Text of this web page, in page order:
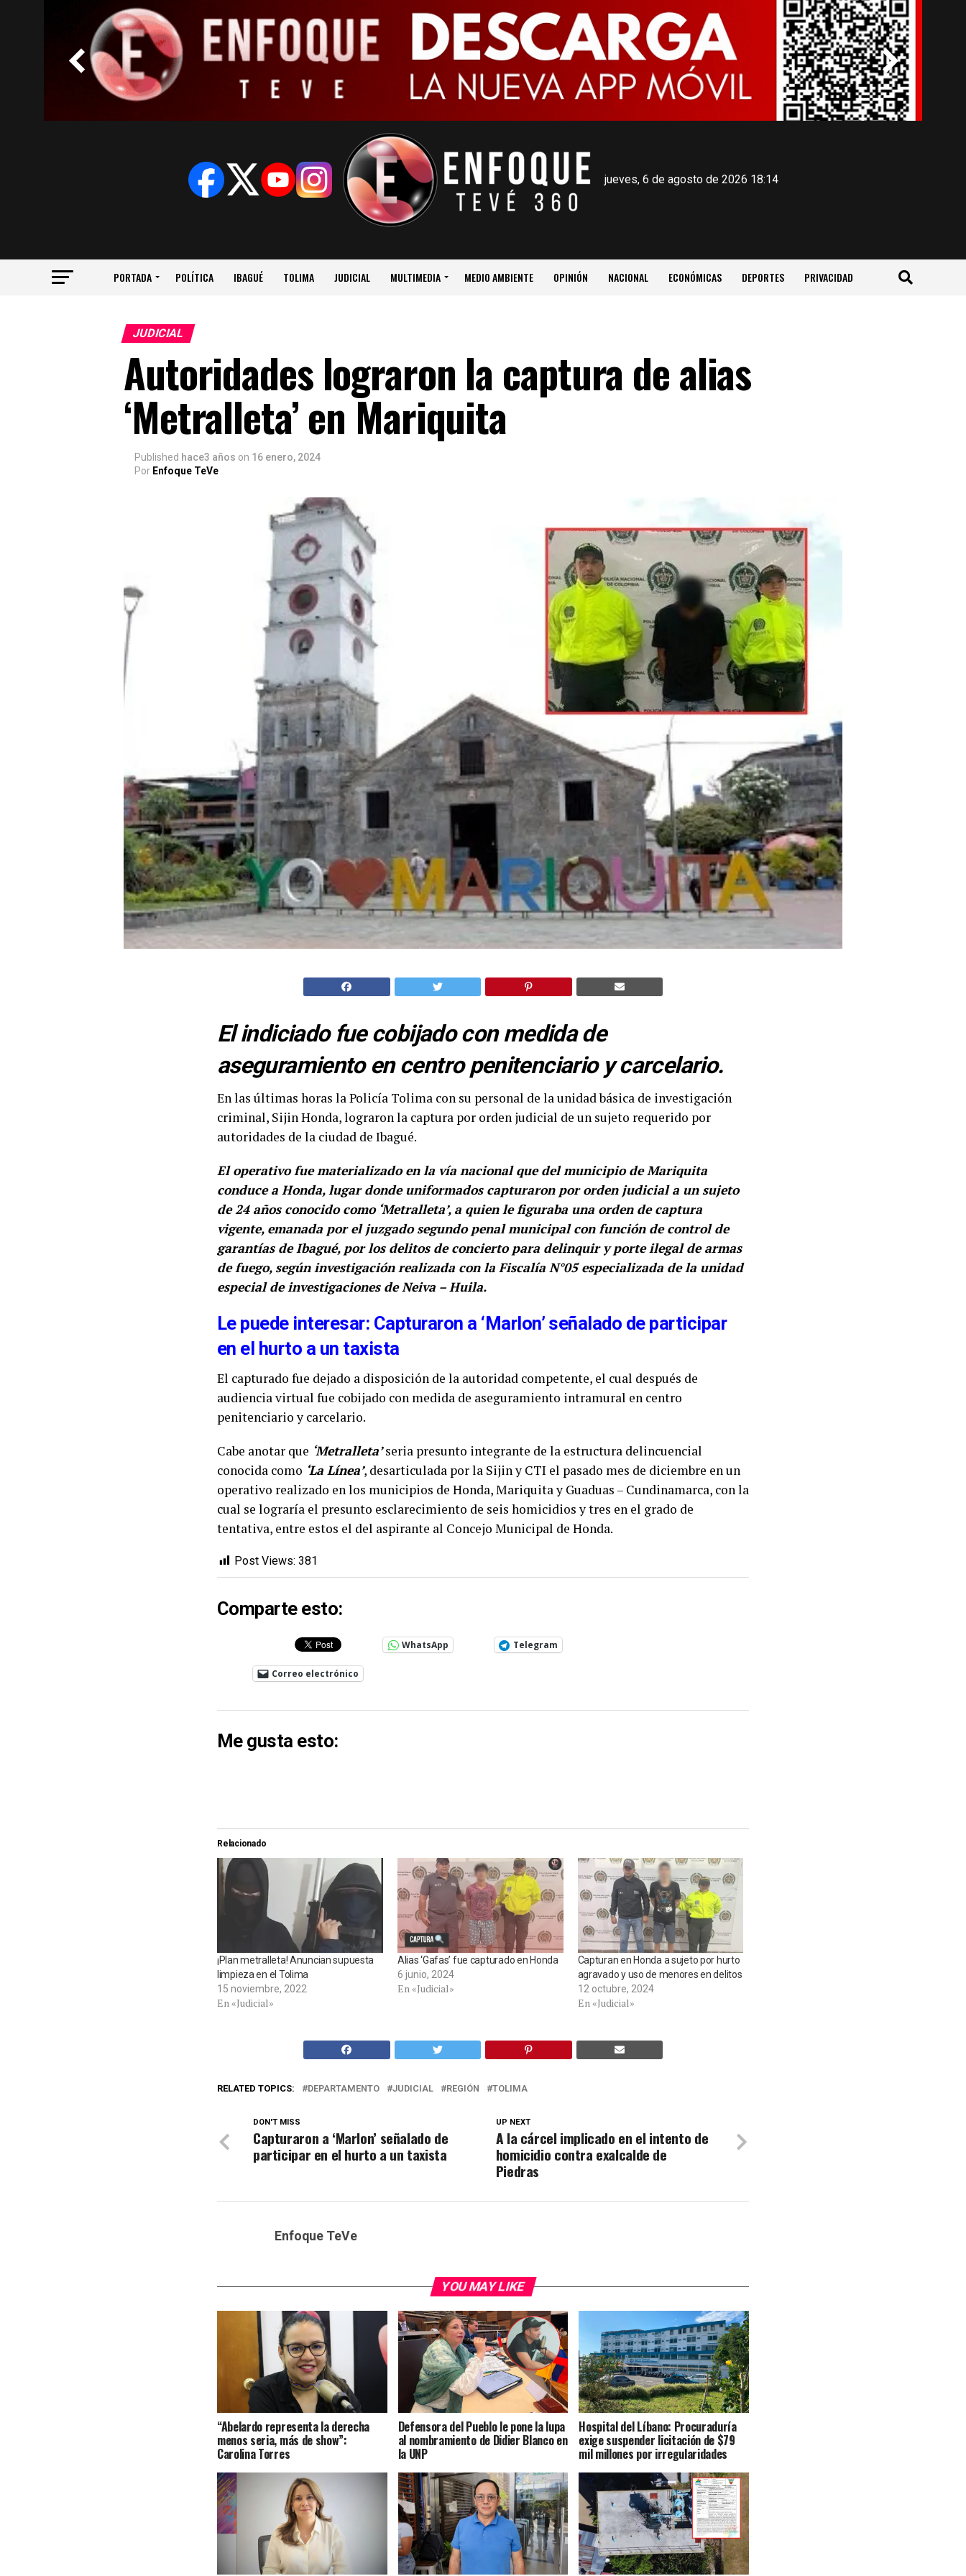
jueves, 6 de agosto de 2026 18:14
PORTADA POLÍTICA IBAGUÉ TOLIMA JUDICIAL MULTIMEDIA MEDIO AMBIENTE OPINIÓN NACIONAL ECONÓMICAS DEPORTES PRIVACIDAD
JUDICIAL
Autoridades lograron la captura de alias
‘Metralleta’ en Mariquita
Published hace3 años on 16 enero, 2024
Por Enfoque TeVe
El indiciado fue cobijado con medida de
aseguramiento en centro penitenciario y carcelario.
En las últimas horas la Policía Tolima con su personal de la unidad básica de investigación
criminal, Sijin Honda, lograron la captura por orden judicial de un sujeto requerido por
autoridades de la ciudad de Ibagué.
El operativo fue materializado en la vía nacional que del municipio de Mariquita
conduce a Honda, lugar donde uniformados capturaron por orden judicial a un sujeto
de 24 años conocido como ‘Metralleta’, a quien le figuraba una orden de captura
vigente, emanada por el juzgado segundo penal municipal con función de control de
garantías de Ibagué, por los delitos de concierto para delinquir y porte ilegal de armas
de fuego, según investigación realizada con la Fiscalía N°05 especializada de la unidad
especial de investigaciones de Neiva – Huila.
Le puede interesar: Capturaron a ‘Marlon’ señalado de participar
en el hurto a un taxista
El capturado fue dejado a disposición de la autoridad competente, el cual después de
audiencia virtual fue cobijado con medida de aseguramiento intramural en centro
penitenciario y carcelario.
Cabe anotar que ‘Metralleta’seria presunto integrante de la estructura delincuencial
conocida como ‘La Línea’, desarticulada por la Sijin y CTI el pasado mes de diciembre en un
operativo realizado en los municipios de Honda, Mariquita y Guaduas – Cundinamarca, con la
cual se lograría el presunto esclarecimiento de seis homicidios y tres en el grado de
tentativa, entre estos el del aspirante al Concejo Municipal de Honda.
Post Views: 381
Comparte esto:
WhatsApp Telegram
Correo electrónico
Me gusta esto:
Relacionado
¡Plan metralleta! Anuncian supuesta
limpieza en el Tolima
15 noviembre, 2022
En «Judicial»
Alias ‘Gafas’ fue capturado en Honda
6 junio, 2024
En «Judicial»
Capturan en Honda a sujeto por hurto
agravado y uso de menores en delitos
12 octubre, 2024
En «Judicial»
RELATED TOPICS: DEPARTAMENTO JUDICIAL REGIÓN TOLIMA
UP NEXT
A la cárcel implicado en el intento de
homicidio contra exalcalde de
Piedras
DON'T MISS
Capturaron a ‘Marlon’ señalado de
participar en el hurto a un taxista
Enfoque TeVe
YOU MAY LIKE
“Abelardo representa la derecha
menos seria, más de show”:
Carolina Torres
Defensora del Pueblo le pone la lupa
al nombramiento de Didier Blanco en
la UNP
Hospital del Líbano: Procuraduría
exige suspender licitación de $79
mil millones por irregularidades